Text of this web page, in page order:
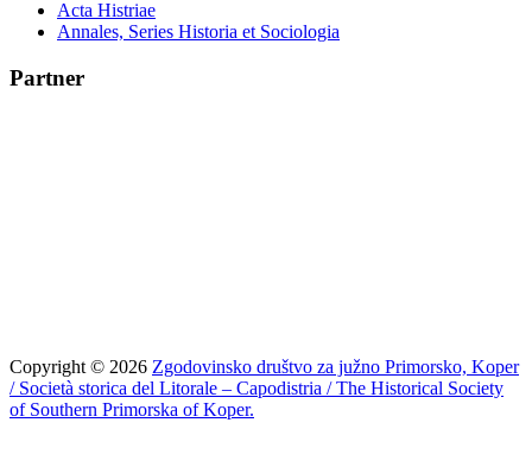
Acta Histriae
Annales, Series Historia et Sociologia
Partner
Copyright © 2026 Zgodovinsko društvo za južno Primorsko, Koper
/ Società storica del Litorale – Capodistria / The Historical Society
of Southern Primorska of Koper.